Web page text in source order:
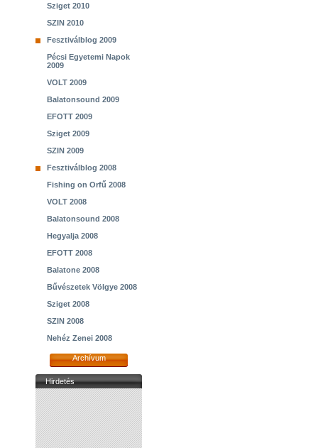
Sziget 2010
SZIN 2010
Fesztiválblog 2009
Pécsi Egyetemi Napok
2009
VOLT 2009
Balatonsound 2009
EFOTT 2009
Sziget 2009
SZIN 2009
Fesztiválblog 2008
Fishing on Orfű 2008
VOLT 2008
Balatonsound 2008
Hegyalja 2008
EFOTT 2008
Balatone 2008
Bűvészetek Völgye 2008
Sziget 2008
SZIN 2008
Nehéz Zenei 2008
Archívum
Hirdetés